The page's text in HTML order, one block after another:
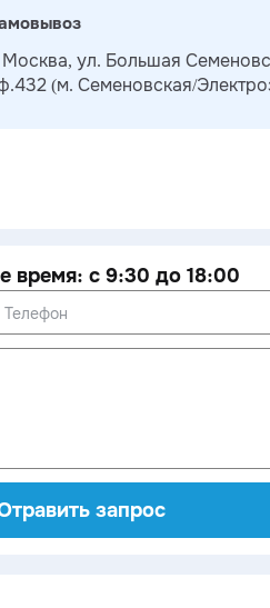
Москва, ул. Большая
(м. Семеновская/
время: с 9:30 до 18:00
запрос